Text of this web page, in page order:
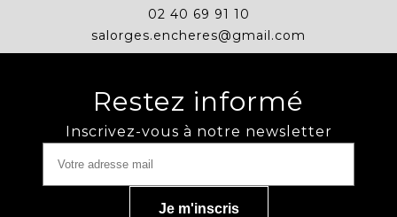
02 40 69 91 10
salorges.encheres@gmail.com
Restez informé
Inscrivez-vous à notre newsletter